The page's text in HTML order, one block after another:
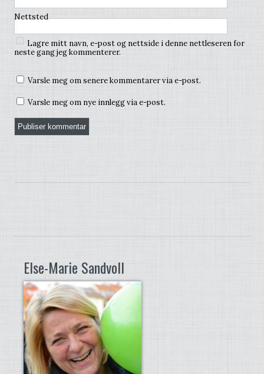
Nettsted
Lagre mitt navn, e-post og nettside i denne nettleseren for
neste gang jeg kommenterer.
Varsle meg om senere kommentarer via e-post.
Varsle meg om nye innlegg via e-post.
Else-Marie Sandvoll